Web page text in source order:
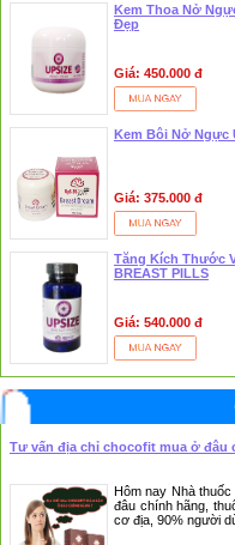
Kem Thoa Nở
Đẹp
Giá: 450.000 đ
Kem Bôi Nở Ngực
Giá: 375.000 đ
Tăng Kích Thước
BREAST PILLS
Giá: 540.000 đ
Tư vấn địa chỉ chocofit mua ở đâu
Hôm nay Nhà
đâu chính hãng,
cơ địa, 90% người